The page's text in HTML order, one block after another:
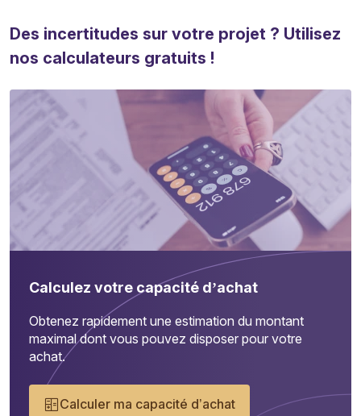
Des incertitudes sur votre projet ? Utilisez
nos calculateurs gratuits !
Calculez votre capacité d’achat
Obtenez rapidement une estimation du montant
maximal dont vous pouvez disposer pour votre
achat.
Calculer ma capacité d’achat